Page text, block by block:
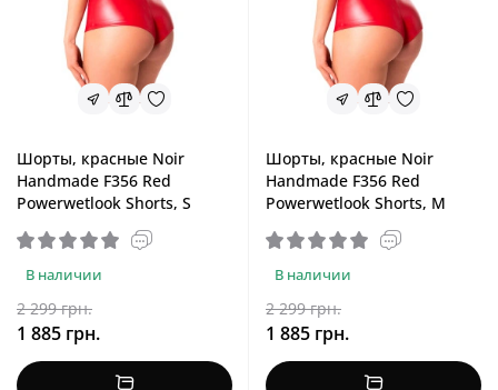
Шорты, красные Noir
Handmade F356 Red
Powerwetlook Shorts, S
В наличии
2 299 грн.
1 885 грн.
Шорты, красные Noir
Handmade F356 Red
Powerwetlook Shorts, M
В наличии
2 299 грн.
1 885 грн.